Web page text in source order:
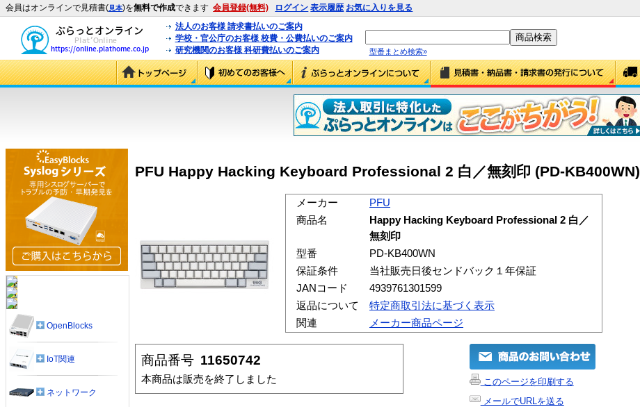
会員はオンラインで見積書(見本)を無料で作成できます 会員登録(無料) ログイン 表示履歴 お気に入りを見る
法人のお客様 請求書払いのご案内
学校・官公庁のお客様 校費・公費払いのご案内
研究機関のお客様 科研費払いのご案内
型番まとめ検索»
PFU Happy Hacking Keyboard Professional 2 白／無刻印 (PD-KB400WN)
メーカー
PFU
商品名
Happy Hacking Keyboard Professional 2 白／
無刻印
型番
PD-KB400WN
保証条件
当社販売日後センドバック１年保証
JANコード
4939761301599
返品について
特定商取引法に基づく表示
関連
メーカー商品ページ
商品番号 11650742
本商品は販売を終了しました
このページを印刷する
メールでURLを送る
OpenBlocks
IoT関連
ネットワーク